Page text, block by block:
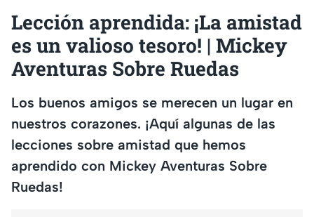
Lección aprendida: ¡La amistad
es un valioso tesoro! | Mickey
Aventuras Sobre Ruedas
Los buenos amigos se merecen un lugar en
nuestros corazones. ¡Aquí algunas de las
lecciones sobre amistad que hemos
aprendido con Mickey Aventuras Sobre
Ruedas!